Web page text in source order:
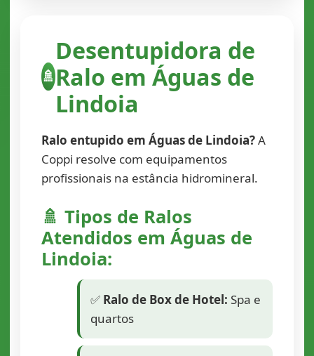
🚿
Desentupidora de
Ralo em Águas de
Lindoia
Ralo entupido em Águas de Lindoia?A
Coppi resolve com equipamentos
profissionais na estância hidromineral.
🚿 Tipos de Ralos
Atendidos em Águas de
Lindoia:
✅ Ralo de Box de Hotel: Spa e
quartos